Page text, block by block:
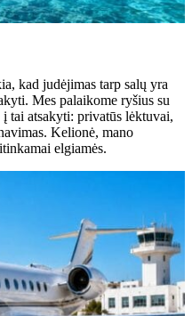
kad judėjimas tarp salų yra
Mes palaikome ryšius su
tai atsakyti: privatūs lėktuvai,
Kelionė, mano
elgiamės.